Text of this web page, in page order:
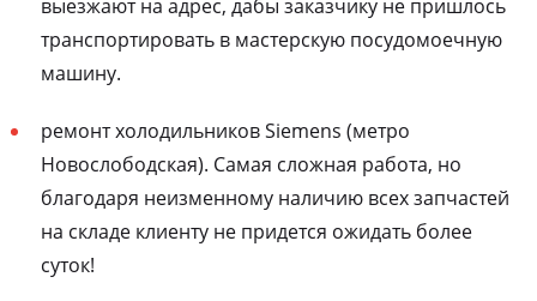
выезжают на адрес, дабы заказчику не пришлось
транспортировать в мастерскую посудомоечную
машину.
ремонт холодильников Siemens (метро
Новослободская). Самая сложная работа, но
благодаря неизменному наличию всех запчастей
на складе клиенту не придется ожидать более
суток!